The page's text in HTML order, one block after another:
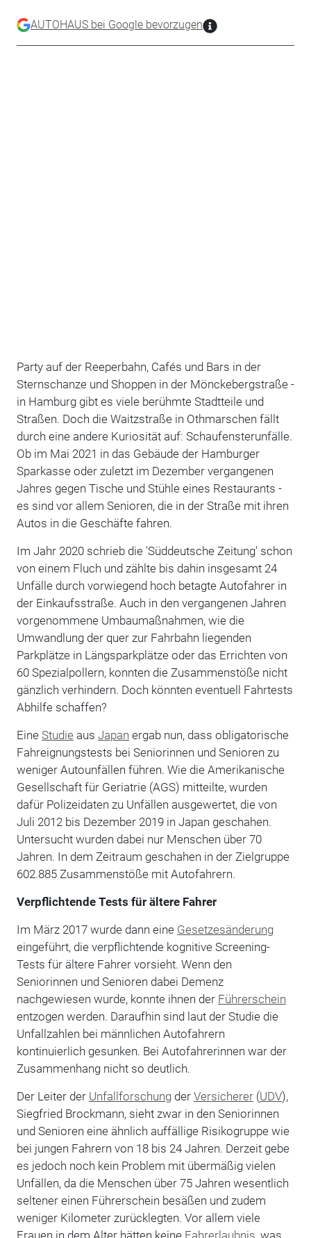
AUTOHAUS bei Google bevorzugen
Party auf der Reeperbahn, Cafés und Bars in der
Sternschanze und Shoppen in der Mönckebergstraße -
in Hamburg gibt es viele berühmte Stadtteile und
Straßen. Doch die Waitzstraße in Othmarschen fällt
durch eine andere Kuriosität auf: Schaufensterunfälle.
Ob im Mai 2021 in das Gebäude der Hamburger
Sparkasse oder zuletzt im Dezember vergangenen
Jahres gegen Tische und Stühle eines Restaurants -
es sind vor allem Senioren, die in der Straße mit ihren
Autos in die Geschäfte fahren.
Im Jahr 2020 schrieb die 'Süddeutsche Zeitung' schon
von einem Fluch und zählte bis dahin insgesamt 24
Unfälle durch vorwiegend hoch betagte Autofahrer in
der Einkaufsstraße. Auch in den vergangenen Jahren
vorgenommene Umbaumaßnahmen, wie die
Umwandlung der quer zur Fahrbahn liegenden
Parkplätze in Längsparkplätze oder das Errichten von
60 Spezialpollern, konnten die Zusammenstöße nicht
gänzlich verhindern. Doch könnten eventuell Fahrtests
Abhilfe schaffen?
Eine Studie aus Japan ergab nun, dass obligatorische
Fahreignungstests bei Seniorinnen und Senioren zu
weniger Autounfällen führen. Wie die Amerikanische
Gesellschaft für Geriatrie (AGS) mitteilte, wurden
dafür Polizeidaten zu Unfällen ausgewertet, die von
Juli 2012 bis Dezember 2019 in Japan geschahen.
Untersucht wurden dabei nur Menschen über 70
Jahren. In dem Zeitraum geschahen in der Zielgruppe
602.885 Zusammenstöße mit Autofahrern.
Verpflichtende Tests für ältere Fahrer
Im März 2017 wurde dann eine Gesetzesänderung
eingeführt, die verpflichtende kognitive Screening-
Tests für ältere Fahrer vorsieht. Wenn den
Seniorinnen und Senioren dabei Demenz
nachgewiesen wurde, konnte ihnen der Führerschein
entzogen werden. Daraufhin sind laut der Studie die
Unfallzahlen bei männlichen Autofahrern
kontinuierlich gesunken. Bei Autofahrerinnen war der
Zusammenhang nicht so deutlich.
Der Leiter der Unfallforschungder Versicherer(UDV),
Siegfried Brockmann, sieht zwar in den Seniorinnen
und Senioren eine ähnlich auffällige Risikogruppe wie
bei jungen Fahrern von 18 bis 24 Jahren. Derzeit gebe
es jedoch noch kein Problem mit übermäßig vielen
Unfällen, da die Menschen über 75 Jahren wesentlich
seltener einen Führerschein besäßen und zudem
weniger Kilometer zurücklegten. Vor allem viele
Frauen in dem Alter hätten keine Fahrerlaubnis , was